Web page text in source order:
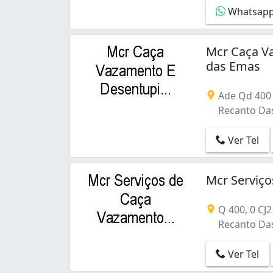
Guará (13)
Guará I (4)
Guará II (2)
Norte (Águas Claras) (2)
Núcleo Bandeirante (1)
Riacho Fundo II (2)
Samambaia (1)
Santa Maria (5)
Setor Econômico de Sobradinho
Setor Habitacional Arniqueira (Águas
Setor Habitacional Taquari (Lago Norte)
Setor Habitacional Vicente Pires (10)
Setor Habitacional Vicente Pires -
Mcr Caça
das Emas
Ade Qd
Recanto
Ver Tel
Mcr
Q 400, 0
Recanto
Ver Tel